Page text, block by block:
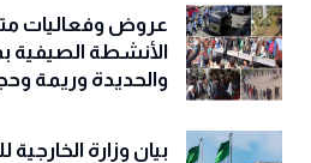
عروض وفعاليات
الأنشطة الصيفية
والحديدة وريمة
‏بيان وزارة